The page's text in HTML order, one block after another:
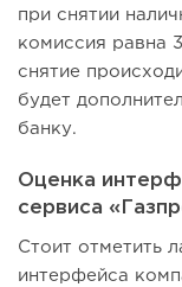
при снятии
комиссия равна
снятие
будет
банку.
Оценка
сервиса
Стоит отметить
интерфейса